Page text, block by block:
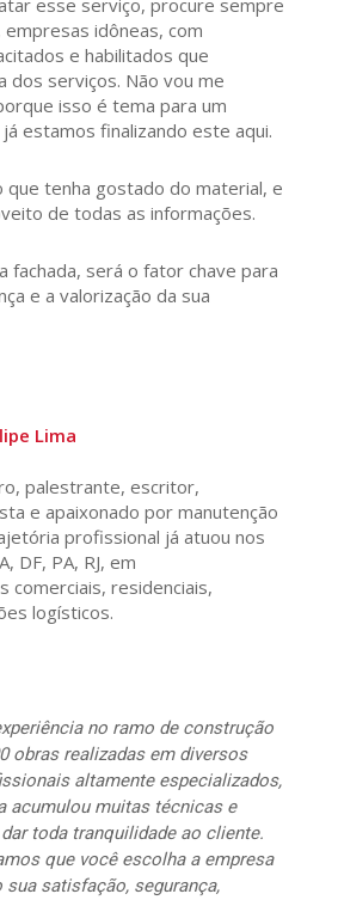
esse serviço, procure sempre
idôneas, com
e habilitados que
dos serviços. Não vou me
isso é tema para um
estamos finalizando este aqui.
que tenha gostado do material, e
de todas as informações.
fachada, será o fator chave para
e a valorização da sua
Lima
palestrante, escritor,
e apaixonado por manutenção
profissional já atuou nos
DF, PA, RJ, em
comerciais, residenciais,
logísticos.
no ramo de construção
obras realizadas em diversos
altamente especializados,
acumulou muitas técnicas e
toda tranquilidade ao cliente.
que você escolha a empresa
sua satisfação, segurança,